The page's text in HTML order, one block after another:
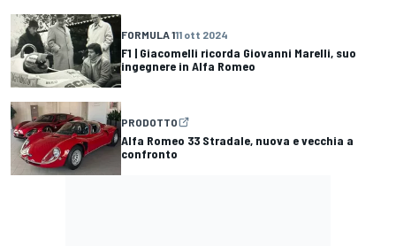
FORMULA 111 ott 2024
F1 | Giacomelli ricorda Giovanni Marelli, suo
ingegnere in Alfa Romeo
PRODOTTO
Alfa Romeo 33 Stradale, nuova e vecchia a
confronto